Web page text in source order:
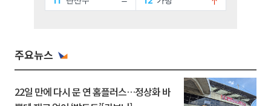
주요뉴스
22일 만에 다시 문 연 홈플러스…정상화 바